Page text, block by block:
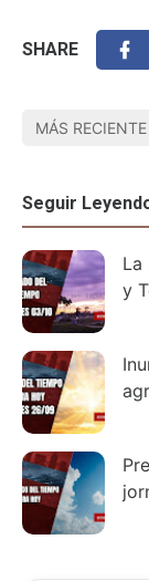
SHARE
MÁS RECIENTE
Seguir
La
y